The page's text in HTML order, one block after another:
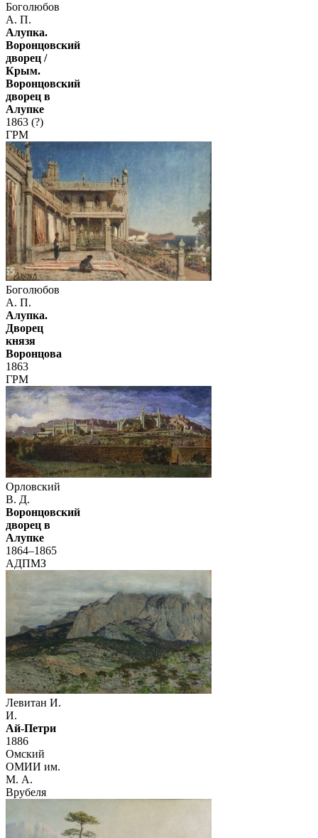
Боголюбов
А. П.
Алупка.
Воронцовский
дворец /
Крым.
Воронцовский
дворец в
Алупке
1863 (?)
ГРМ
Боголюбов
А. П.
Алупка.
Дворец
князя
Воронцова
1863
ГРМ
Орловский
В. Д.
Воронцовский
дворец в
Алупке
1864–1865
АДПМЗ
Левитан И.
И.
Ай-Петри
1886
Омский
ОМИИ им.
М. А.
Врубеля